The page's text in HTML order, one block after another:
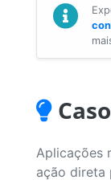
Aplicações
ação direta